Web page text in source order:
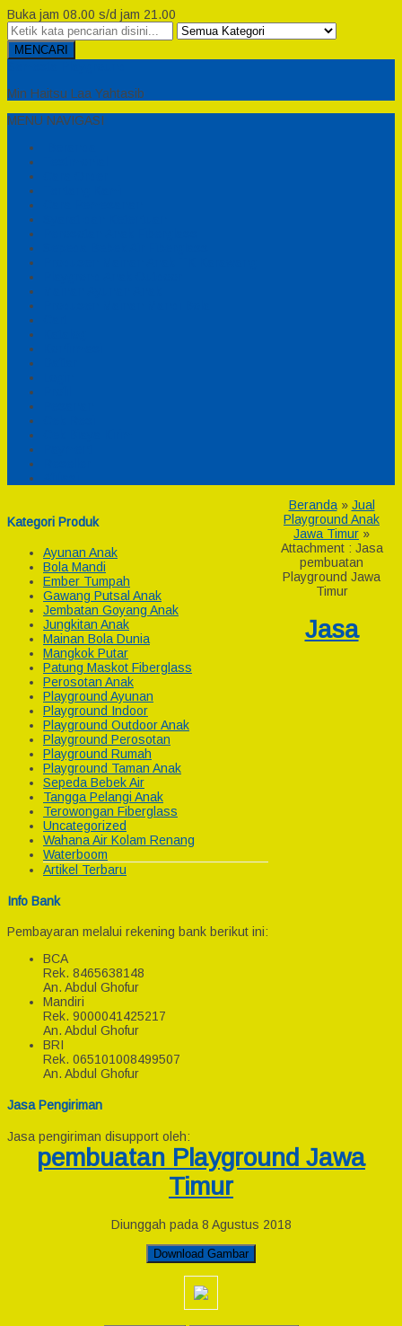
Buka jam 08.00 s/d jam 21.00
MENCARI
Min Haitsu Laa Yahtasib
MENU NAVIGASI
Kategori Produk
Ayunan Anak
Bola Mandi
Ember Tumpah
Gawang Putsal Anak
Jembatan Goyang Anak
Jungkitan Anak
Mainan Bola Dunia
Mangkok Putar
Patung Maskot Fiberglass
Perosotan Anak
Playground Ayunan
Playground Indoor
Playground Outdoor Anak
Playground Perosotan
Playground Rumah
Playground Taman Anak
Sepeda Bebek Air
Tangga Pelangi Anak
Terowongan Fiberglass
Uncategorized
Wahana Air Kolam Renang
Waterboom
Artikel Terbaru
Info Bank
Pembayaran melalui rekening bank berikut ini:
BCA
Rek. 8465638148
An. Abdul Ghofur
Mandiri
Rek. 9000041425217
An. Abdul Ghofur
BRI
Rek. 065101008499507
An. Abdul Ghofur
Jasa Pengiriman
Jasa pengiriman disupport oleh:
Beranda» Jual
Playground Anak
Jawa Timur »
Attachment : Jasa
pembuatan
Playground Jawa
Timur
Jasa
pembuatan Playground Jawa
Timur
Diunggah pada 8 Agustus 2018
Download Gambar